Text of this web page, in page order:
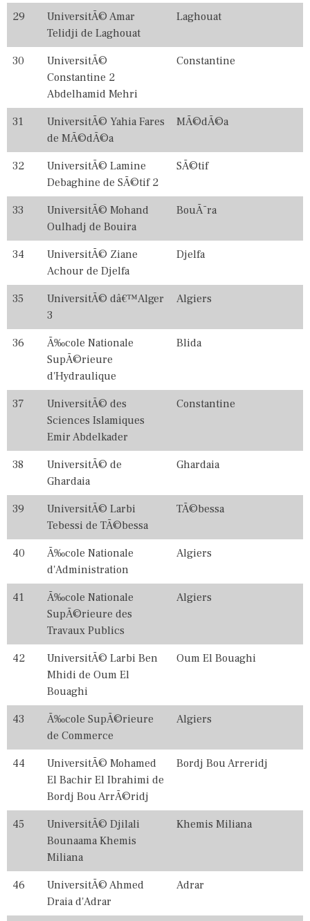
29
UniversitÃ© Amar
Telidji de Laghouat
Laghouat
30
UniversitÃ©
Constantine 2
Abdelhamid Mehri
Constantine
31
UniversitÃ© Yahia Fares
de MÃ©dÃ©a
MÃ©dÃ©a
32
UniversitÃ© Lamine
Debaghine de SÃ©tif 2
SÃ©tif
33
UniversitÃ© Mohand
Oulhadj de Bouira
BouÃ¯ra
34
UniversitÃ© Ziane
Achour de Djelfa
Djelfa
35
UniversitÃ© dâ€™Alger
3
Algiers
36
Ã‰cole Nationale
SupÃ©rieure
d'Hydraulique
Blida
37
UniversitÃ© des
Sciences Islamiques
Emir Abdelkader
Constantine
38
UniversitÃ© de
Ghardaia
Ghardaia
39
UniversitÃ© Larbi
Tebessi de TÃ©bessa
TÃ©bessa
40
Ã‰cole Nationale
d'Administration
Algiers
41
Ã‰cole Nationale
SupÃ©rieure des
Travaux Publics
Algiers
42
UniversitÃ© Larbi Ben
Mhidi de Oum El
Bouaghi
Oum El Bouaghi
43
Ã‰cole SupÃ©rieure
de Commerce
Algiers
44
UniversitÃ© Mohamed
El Bachir El Ibrahimi de
Bordj Bou ArrÃ©ridj
Bordj Bou Arreridj
45
UniversitÃ© Djilali
Bounaama Khemis
Miliana
Khemis Miliana
46
UniversitÃ© Ahmed
Draia d'Adrar
Adrar